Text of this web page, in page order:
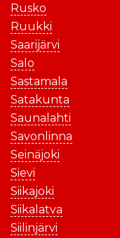
Rusko
Ruukki
Saarijärvi
Salo
Sastamala
Satakunta
Saunalahti
Savonlinna
Seinäjoki
Sievi
Siikajoki
Siikalatva
Siilinjärvi